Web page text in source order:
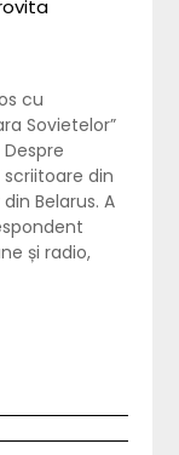
cu
Sovietelor”
din
Belarus. A
și radio,